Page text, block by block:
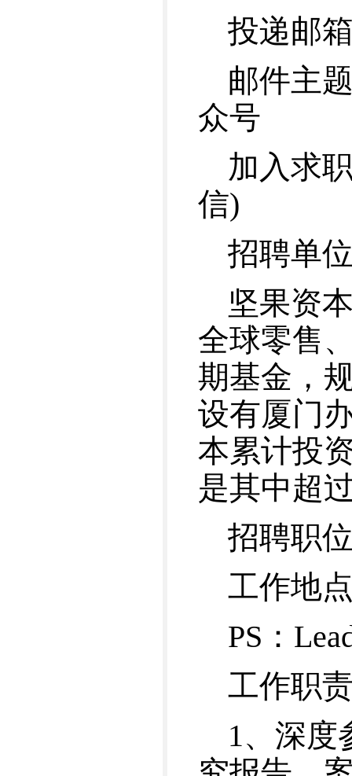
投递邮
邮件主
众号
加入求
信)
招聘单
坚果资
全球零售
期基金，
设有厦门
本累计投
是其中超
招聘职
工作地
PS：
工作职
1、深度